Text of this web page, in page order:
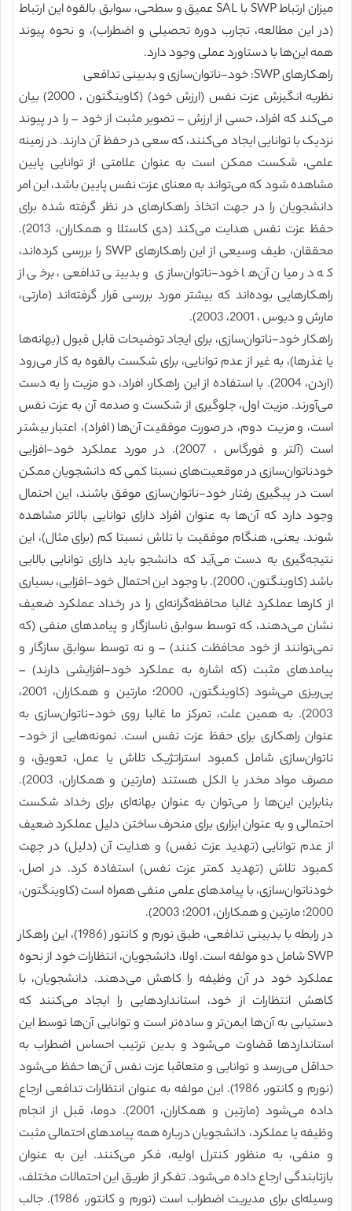
میزان ارتباط SWP با SAL عمیق و سطحی، سوابق بالقوه این ارتباط
(در این مطالعه، تجارب دوره تحصیلی و اضطراب)، و نحوه پیوند
همه این‌ها با دستاورد عملی وجود دارد.
راهکارهای SWP: خود-ناتوان‌سازی و بدبینی تدافعی
نظریه انگیزش عزت نفس (ارزش خود) (کاوینگتون ، 2000) بیان
می‌کند که افراد، حسی از ارزش – تصویر مثبت از خود – را در پیوند
نزدیک با توانایی ایجاد می‌کنند، که سعی در حفظ آن دارند. در زمینه
علمی، شکست ممکن است به عنوان علامتی از توانایی پایین
مشاهده شود که می‌تواند به معنای عزت نفس پایین باشد، این امر
دانشجویان را در جهت اتخاذ راهکارهای در نظر گرفته شده برای
حفظ عزت نفس هدایت می‌کند (دی کاستلا و همکاران، 2013).
محققان، طیف وسیعی از این راهکارهای SWP را بررسی کرده‌اند،
که در میان آن‌ها خود-ناتوان‌سازی و بدبینی تدافعی، برخی از
راهکارهایی بوده‌اند که بیشتر مورد بررسی قرار گرفته‌اند (مارتی،
مارش و دبوس ، 2001، 2003).
راهکار خود-ناتوان‌سازی، برای ایجاد توضیحات قابل قبول (بهانه‌ها
یا غذرها)، به غیر از عدم توانایی، برای شکست بالقوه به کار می‌رود
(اردن، 2004). با استفاده از این راهکار، افراد، دو مزیت را به دست
می‌آورند. مزیت اول، جلوگیری از شکست و صدمه آن به عزت نفس
است، و مزیت دوم، در صورت موفقیت آن‌ها (افراد)، اعتبار بیشتر
است (آلتر و فورگاس ، 2007). در مورد عملکرد خود-افزایی
خودناتوان‌سازی در موقعیت‌های نسبتا کمی که دانشجویان ممکن
است در پیگیری رفتار خود-ناتوان‌سازی موفق باشند، این احتمال
وجود دارد که آن‌ها به عنوان افراد دارای توانایی بالاتر مشاهده
شوند. یعنی، هنگام موفقیت با تلاش نسبتا کم (برای مثال)، این
نتیجه‌گیری به دست می‌آید که دانشجو باید دارای توانایی بالایی
باشد (کاوینگتون، 2000). با وجود این احتمال خود-افزایی، بسیاری
از کارها عملکرد غالبا محافظه‌گرانه‌ای را در رخداد عملکرد ضعیف
نشان می‌دهند، که توسط سوابق ناسازگار و پیامدهای منفی (که
نمی‌توانند از خود محافظت کنند) – و نه توسط سوابق سازگار و
پیامدهای مثبت (که اشاره به عملکرد خود-افزایشی دارند) –
پی‌ریزی می‌شود (کاوینگتون، 2000؛ مارتین و همکاران، 2001،
2003). به همین علت، تمرکز ما غالبا روی خود-ناتوان‌سازی به
عنوان راهکاری برای حفظ عزت نفس است. نمونه‌هایی از خود-
ناتوان‌سازی شامل کمبود استراتژیک تلاش یا عمل، تعویق، و
مصرف مواد مخدر یا الکل هستند (مارتین و همکاران، 2003).
بنابراین این‌ها را می‌توان به عنوان بهانه‌ای برای رخداد شکست
احتمالی و به عنوان ابزاری برای منحرف ساختن دلیل عملکرد ضعیف
از عدم توانایی (تهدید عزت نفس) و هدایت آن (دلیل) در جهت
کمبود تلاش (تهدید کمتر عزت نفس) استفاده کرد. در اصل،
خودناتوان‌سازی، با پیامدهای علمی منفی همراه است (کاوینگتون،
2000؛ مارتین و همکاران، 2001؛ 2003).
در رابطه با بدبینی تدافعی، طبق نورم و کانتور (1986)، این راهکار
SWP شامل دو مولفه است. اولا، دانشجویان، انتظارات خود از نحوه
عملکرد خود در آن وظیفه را کاهش می‌دهند. دانشجویان، با
کاهش انتظارات از خود، استانداردهایی را ایجاد می‌کنند که
دستیابی به آن‌ها ایمن‌تر و ساده‌تر است و توانایی آن‌ها توسط این
استانداردها قضاوت می‌شود و بدین ترتیب احساس اضطراب به
حداقل می‌رسد و توانایی و متعاقبا عزت نفس آن‌ها حفظ می‌شود
(نورم و کانتور، 1986). این مولفه به عنوان انتظارات تدافعی ارجاع
داده می‌شود (مارتین و همکاران، 2001). دوما، قبل از انجام
وظیفه یا عملکرد، دانشجویان درباره‌ همه پیامدهای احتمالی مثبت
و منفی، به منظور کنترل اولیه، فکر می‌کنند. این به عنوان
بازتابندگی ارجاع داده می‌شود. تفکر از طریق این احتمالات مختلف،
وسیله‌ای برای مدیریت اضطراب است (نورم و کانتور، 1986). جالب